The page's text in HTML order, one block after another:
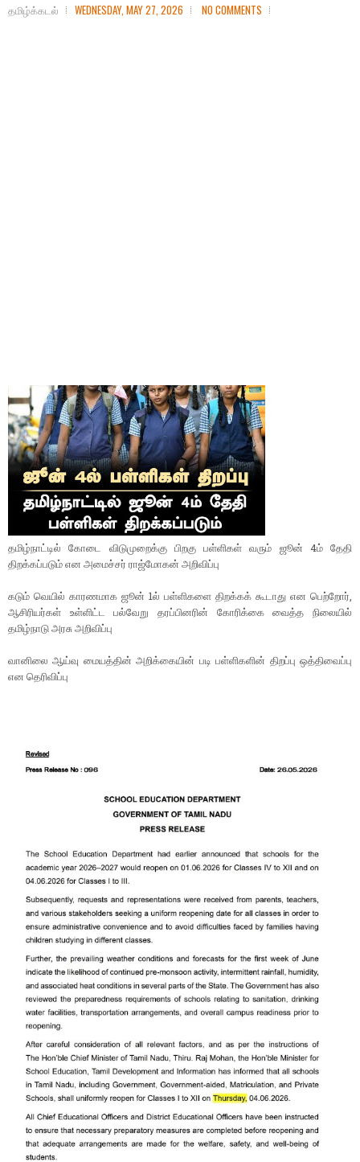
தமிழ்க்கடல் WEDNESDAY, MAY 27, 2026 NO COMMENTS
தமிழ்நாட்டில் கோடை விடுமுறைக்கு பிறகு பள்ளிகள் வரும் ஜூன் 4ம் தேதி
திறக்கப்படும் என அமைச்சர் ராஜ்மோகன் அறிவிப்பு
கடும் வெயில் காரணமாக ஜூன் 1ல் பள்ளிகளை திறக்கக் கூடாது என பெற்றோர்,
ஆசிரியர்கள் உள்ளிட்ட பல்வேறு தரப்பினரின் கோரிக்கை வைத்த நிலையில்
தமிழ்நாடு அரசு அறிவிப்பு
வானிலை ஆய்வு மையத்தின் அறிக்கையின் படி பள்ளிகளின் திறப்பு ஒத்திவைப்பு
என தெரிவிப்பு